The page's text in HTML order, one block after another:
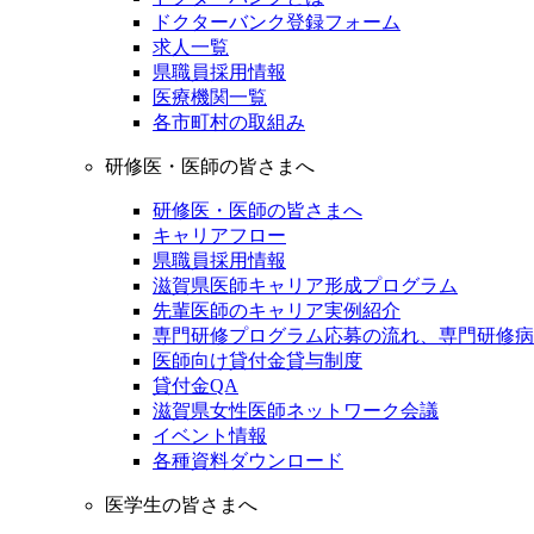
ドクターバンク登録フォーム
求人一覧
県職員採用情報
医療機関一覧
各市町村の取組み
研修医・医師の皆さまへ
研修医・医師の皆さまへ
キャリアフロー
県職員採用情報
滋賀県医師キャリア形成プログラム
先輩医師のキャリア実例紹介
専門研修プログラム応募の流れ、専門研修
医師向け貸付金貸与制度
貸付金QA
滋賀県女性医師ネットワーク会議
イベント情報
各種資料ダウンロード
医学生の皆さまへ